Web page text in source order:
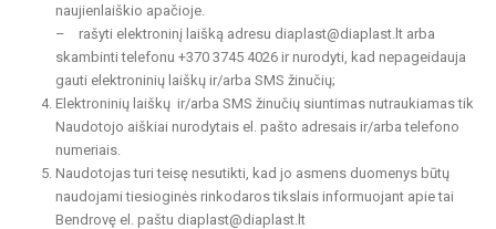
naujienlaiškio apačioje.
– rašyti elektroninį laišką adresu diaplast@diaplast.lt arba
skambinti telefonu +370 3745 4026 ir nurodyti, kad nepageidauja
gauti elektroninių laiškų ir/arba SMS žinučių;
Elektroninių laiškų ir/arba SMS žinučių siuntimas nutraukiamas tik
Naudotojo aiškiai nurodytais el. pašto adresais ir/arba telefono
numeriais.
Naudotojas turi teisę nesutikti, kad jo asmens duomenys būtų
naudojami tiesioginės rinkodaros tikslais informuojant apie tai
Bendrovę el. paštu diaplast@diaplast.lt